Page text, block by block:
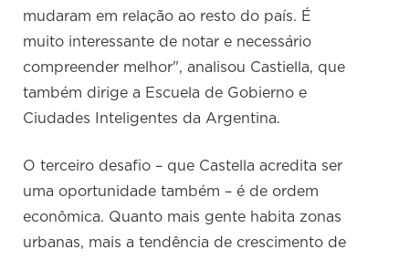
mudaram em relação ao resto do país. É
muito interessante de notar e necessário
compreender melhor", analisou Castiella, que
também dirige a Escuela de Gobierno e
Ciudades Inteligentes da Argentina.
O terceiro desafio – que Castella acredita ser
uma oportunidade também – é de ordem
econômica. Quanto mais gente habita zonas
urbanas, mais a tendência de crescimento de